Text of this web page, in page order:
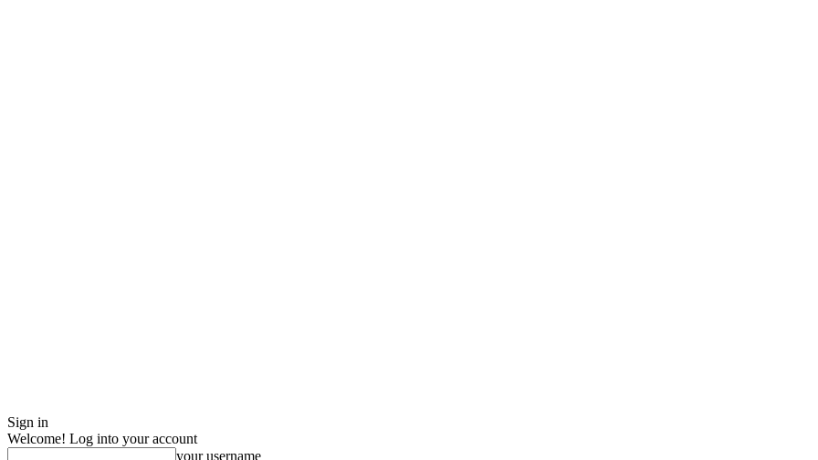
Sign in
Welcome! Log into your account
your username